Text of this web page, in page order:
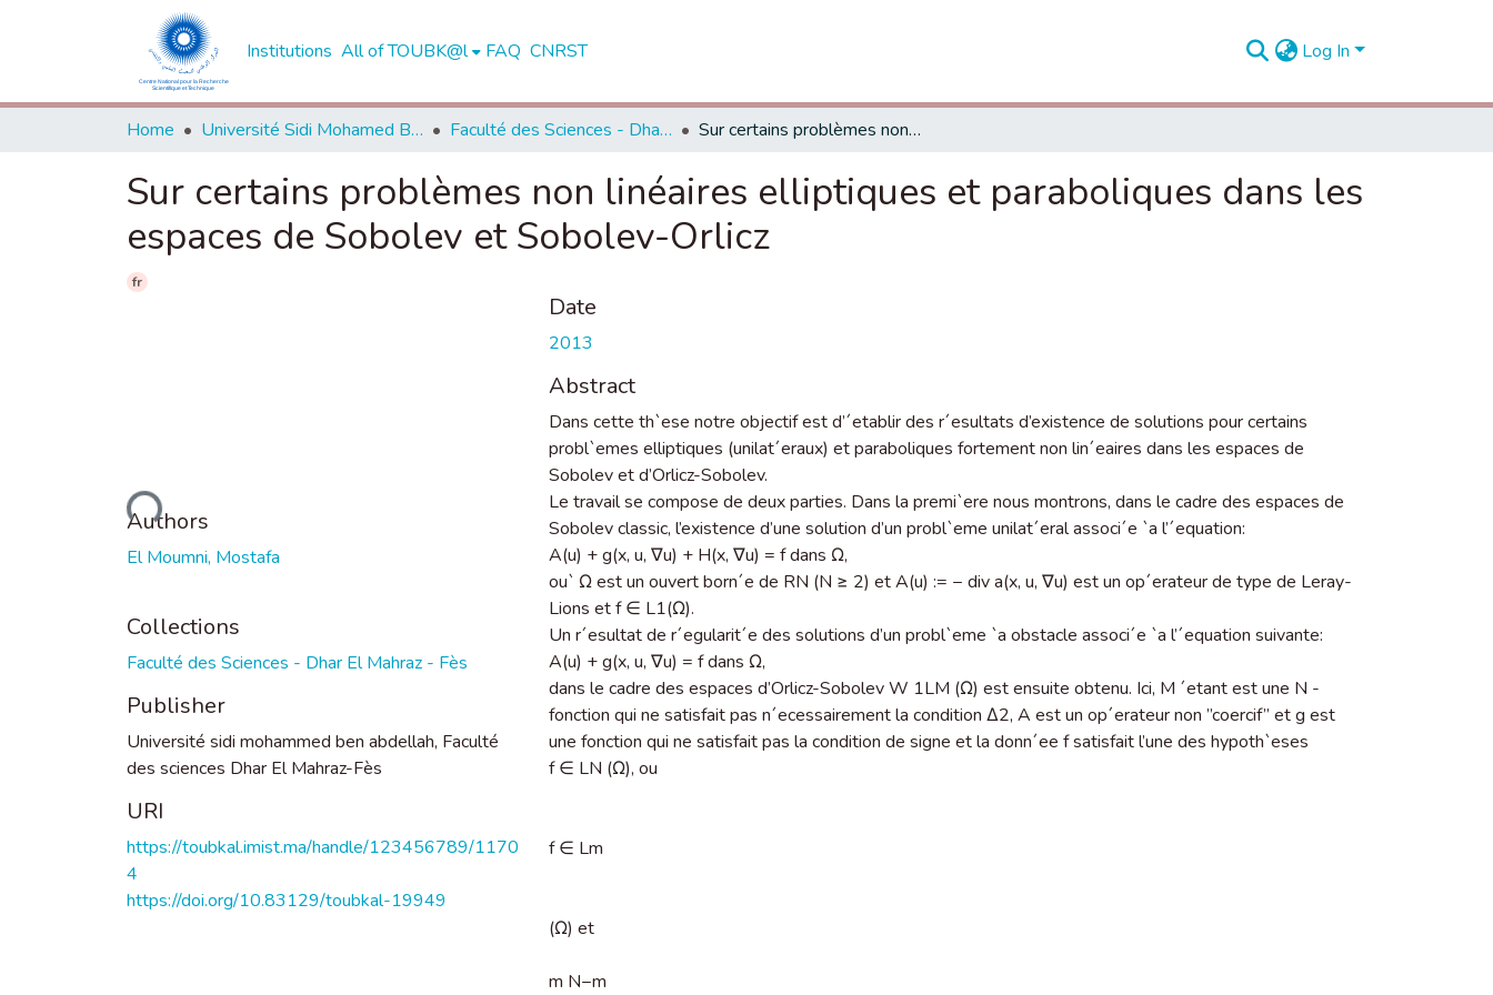
Institutions All of TOUBK@l FAQ CNRST Log In
Home Université Sidi Mohamed Ben Abdellah de Fès Faculté des Sciences - Dhar El Mahraz - Fès Sur certains problèmes non linéaires elliptiques et paraboliques dans les espaces de Sobolev et Sobolev-Orlicz
Sur certains problèmes non linéaires elliptiques et paraboliques dans les
espaces de Sobolev et Sobolev-Orlicz
fr
Loading...
Authors
El Moumni, Mostafa
Collections
Faculté des Sciences - Dhar El Mahraz - Fès
Publisher
Université sidi mohammed ben abdellah, Faculté
des sciences Dhar El Mahraz-Fès
URI
https://toubkal.imist.ma/handle/123456789/1170
4
https://doi.org/10.83129/toubkal-19949
Date
2013
Abstract
Dans cette th`ese notre objectif est d’´etablir des r´esultats d’existence de solutions pour certains
probl`emes elliptiques (unilat´eraux) et paraboliques fortement non lin´eaires dans les espaces de
Sobolev et d’Orlicz-Sobolev.
Le travail se compose de deux parties. Dans la premi`ere nous montrons, dans le cadre des espaces de
Sobolev classic, l’existence d’une solution d’un probl`eme unilat´eral associ´e `a l’´equation:
A(u) + g(x, u, ∇u) + H(x, ∇u) = f dans Ω,
ou` Ω est un ouvert born´e de RN (N ≥ 2) et A(u) := − div a(x, u, ∇u) est un op´erateur de type de Leray-
Lions et f ∈ L1(Ω).
Un r´esultat de r´egularit´e des solutions d’un probl`eme `a obstacle associ´e `a l’´equation suivante:
A(u) + g(x, u, ∇u) = f dans Ω,
dans le cadre des espaces d’Orlicz-Sobolev W 1LM (Ω) est ensuite obtenu. Ici, M ´etant est une N -
fonction qui ne satisfait pas n´ecessairement la condition ∆2, A est un op´erateur non ”coercif” et g est
une fonction qui ne satisfait pas la condition de signe et la donn´ee f satisfait l’une des hypoth`eses
f ∈ LN (Ω), ou
f ∈ Lm
(Ω) et
m N−m